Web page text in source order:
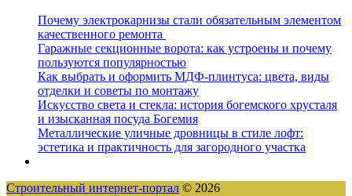
Почему электрокарнизы стали обязательным элементом
качественного ремонта
Гаражные секционные ворота: как устроены и почему
пользуются популярностью
Как выбрать и оформить МДФ-плинтуса: цвета, виды
отделки и советы по монтажу
Искусство света и стекла: история богемского хрусталя
и изысканная посуда Богемия
Металлические уличные дровницы в стиле лофт:
эстетика и практичность для загородного участка
Строительный интернет-портал © 2026